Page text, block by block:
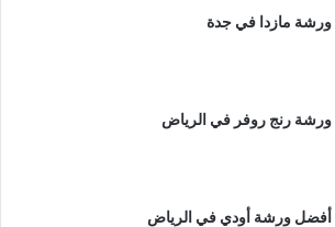
ورشة مازدا في جدة
ورشة رنج روفر في الرياض
أفضل ورشة أودي في الرياض